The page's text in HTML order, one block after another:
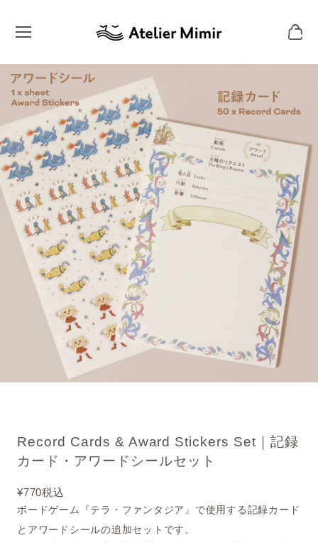
Record Cards & Award Stickers Set｜記録
カード・アワードシールセット
¥770税込
ボードゲーム『テラ・ファンタジア』で使用する記録カード
とアワードシールの追加セットです。